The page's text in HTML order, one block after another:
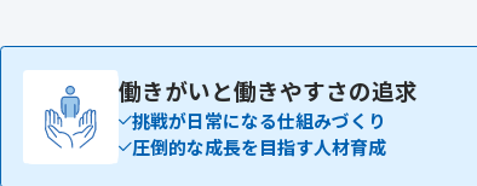
働きがいと働きやすさの追求
挑戦が日常になる仕組みづくり
圧倒的な成長を目指す人材育成